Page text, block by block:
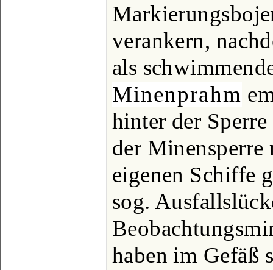
verankern,
als
Minenprahm
hinter der
der Minensperre
eigenen Schiffe
sog.
haben im Gefäß